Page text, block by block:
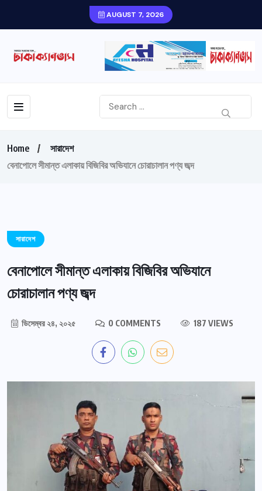
AUGUST 7, 2026
Home
সারাদেশ
বেনাপোলে সীমান্ত এলাকায় বিজিবির অভিযানে চোরাচালান পণ্য জব্দ
সারাদেশ
বেনাপোলে সীমান্ত এলাকায় বিজিবির অভিযানে
চোরাচালান পণ্য জব্দ
ডিসেম্বর ২৪, ২০২৫ 0 COMMENTS 187 VIEWS